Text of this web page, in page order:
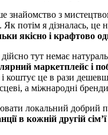
з
потім я дізналась,
якісно і крафтово
тут немає
маркетплейс і
коштує це в рази
а міжнародні
локальний добрий
в кожній другій